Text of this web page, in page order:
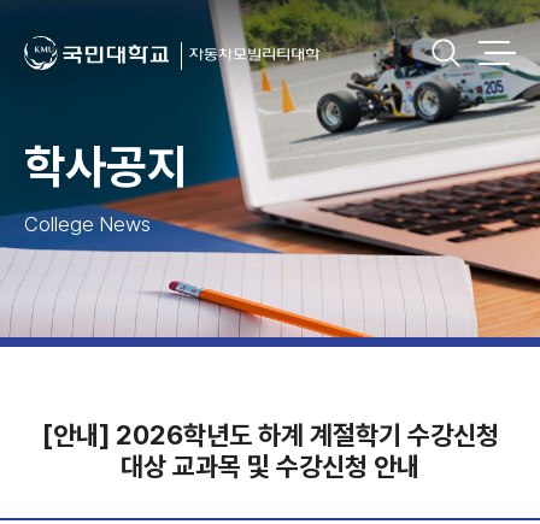
학사공지
College News
[안내] 2026학년도 하계 계절학기 수강신청
대상 교과목 및 수강신청 안내